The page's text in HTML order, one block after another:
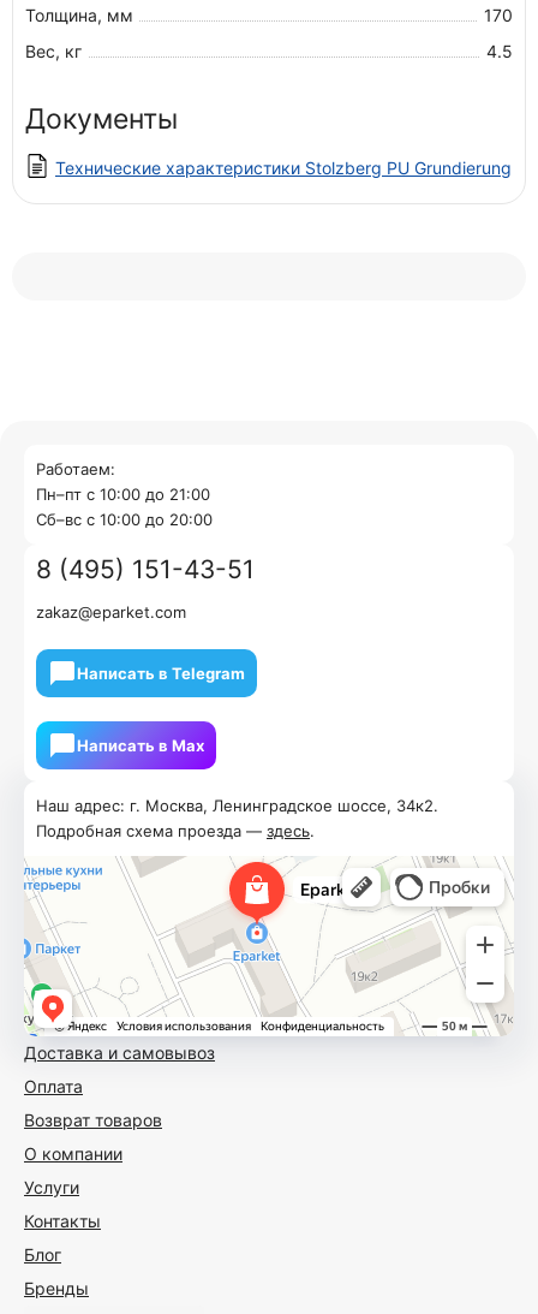
Толщина, мм
170
Вес, кг
4.5
Документы
Технические характеристики Stolzberg PU Grundierung
Доставка и самовывоз
Оплата
Возврат товаров
О компании
Услуги
Контакты
Блог
Бренды
Наш адрес: г. Москва, Ленинградское шоссе, 34к2.
Подробная схема проезда — здесь.
Работаем:
Пн–пт с 10:00 до 21:00
Cб–вс с 10:00 до 20:00
8 (495) 151-43-51
zakaz@eparket.com
Написать в Telegram
Написать в Мах